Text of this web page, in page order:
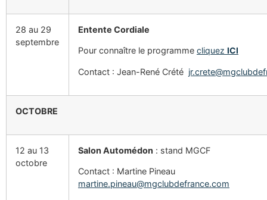
28 au 29
septembre
Entente Cordiale
Pour connaître le programme cliquez ICI
Contact : Jean-René Crété
OCTOBRE
12 au 13
octobre
Salon Automédon : stand MGCF
Contact : Martine Pineau
martine.pineau@mgclubdefrance.com